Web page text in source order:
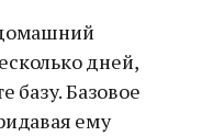
дней,
базу. Базовое
ему